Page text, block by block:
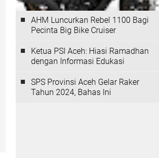
AHM Luncurkan Rebel 1100 Bagi
Pecinta Big Bike Cruiser
Ketua PSI Aceh: Hiasi Ramadhan
dengan Informasi Edukasi
SPS Provinsi Aceh Gelar Raker
Tahun 2024, Bahas Ini